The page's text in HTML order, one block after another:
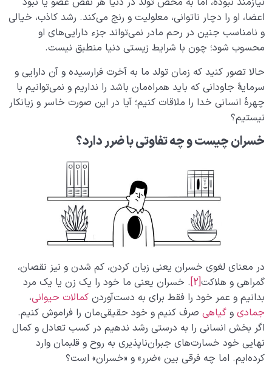
اعضا، او را دچار ناتوانی، معلولیت و رنج می‌کند. رشد کاذب، خیالی
و نامناسب جنین در رحم مادر نمی‌تواند جزء دارایی‌های او
محسوب شود؛ چون با شرایط زیستی دنیا منطبق نیست.
حالا تصور کنید که زمان تولد ما به آخرت فرارسیده و آن دارایی و
سرمایۀ جاودانی که باید همراه‌مان باشد را نداریم و نمی‌توانیم با
چهرۀ انسانی خدا را ملاقات کنیم؛ آیا در این صورت خاسر و زیانکار
نیستیم؟
خسران چیست و چه تفاوتی با ضرر دارد؟
در معنای لغوی خسران یعنی زیان کردن، کم شدن و نیز نقصان،
گمراهی و هلاکت[2]
. خسران یعنی ما خود را یک زن یا یک مرد
بدانیم و عمر خود را فقط برای به دست‌آوردن کمالات حیوانی،
جمادی و گیاهی صرف کنیم و خود حقیقی‌مان را فراموش کنیم.
اگر بخش انسانی را به درستی رشد ندهیم در کسب تعادل و کمال
نهایی خود خسارت‌های جبران‌ناپذیری به روح و قلبمان وارد
کرده‌ایم. اما چه فرقى بین «ضرر» و «خسران» است؟